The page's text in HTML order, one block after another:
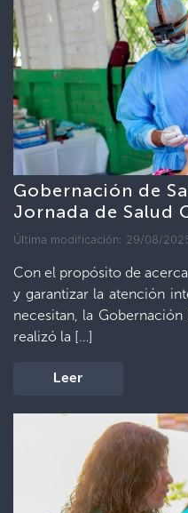
Gobernación de
Jornada de Salud
Última modificación: 29/08/
Con el propósito de
y garantizar la atención
necesitan, la
realizó la […]
Leer